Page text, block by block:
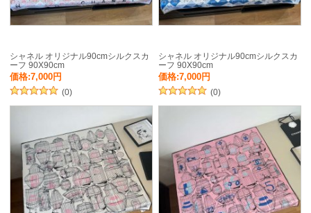
シャネル オリジナル90cmシルクスカ
ーフ 90X90cm
価格:7,000円
(0)
シャネル オリジナル90cmシルクスカ
ーフ 90X90cm
価格:7,000円
(0)